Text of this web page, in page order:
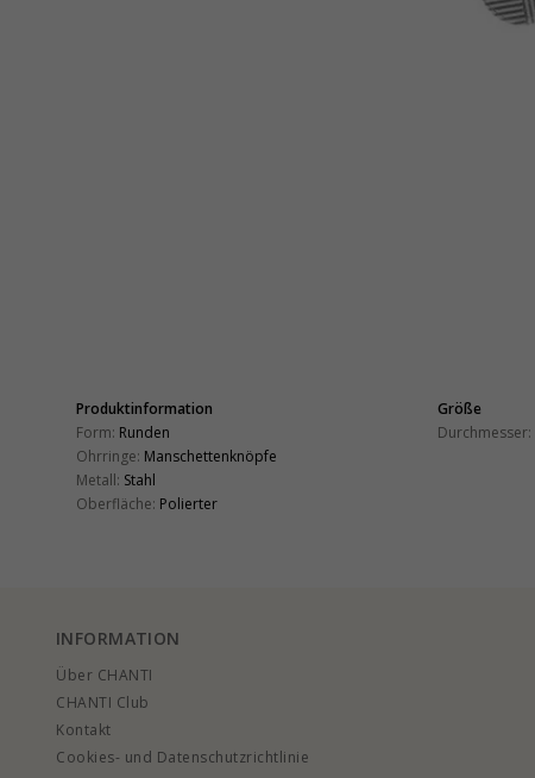
Produktinformation
Form: Runden
Ohrringe: Manschettenknöpfe
Metall: Stahl
Oberfläche: Polierter
Größe
Durchmesser:
INFORMATION
Über CHANTI
CHANTI Club
Kontakt
Cookies- und Datenschutzrichtlinie